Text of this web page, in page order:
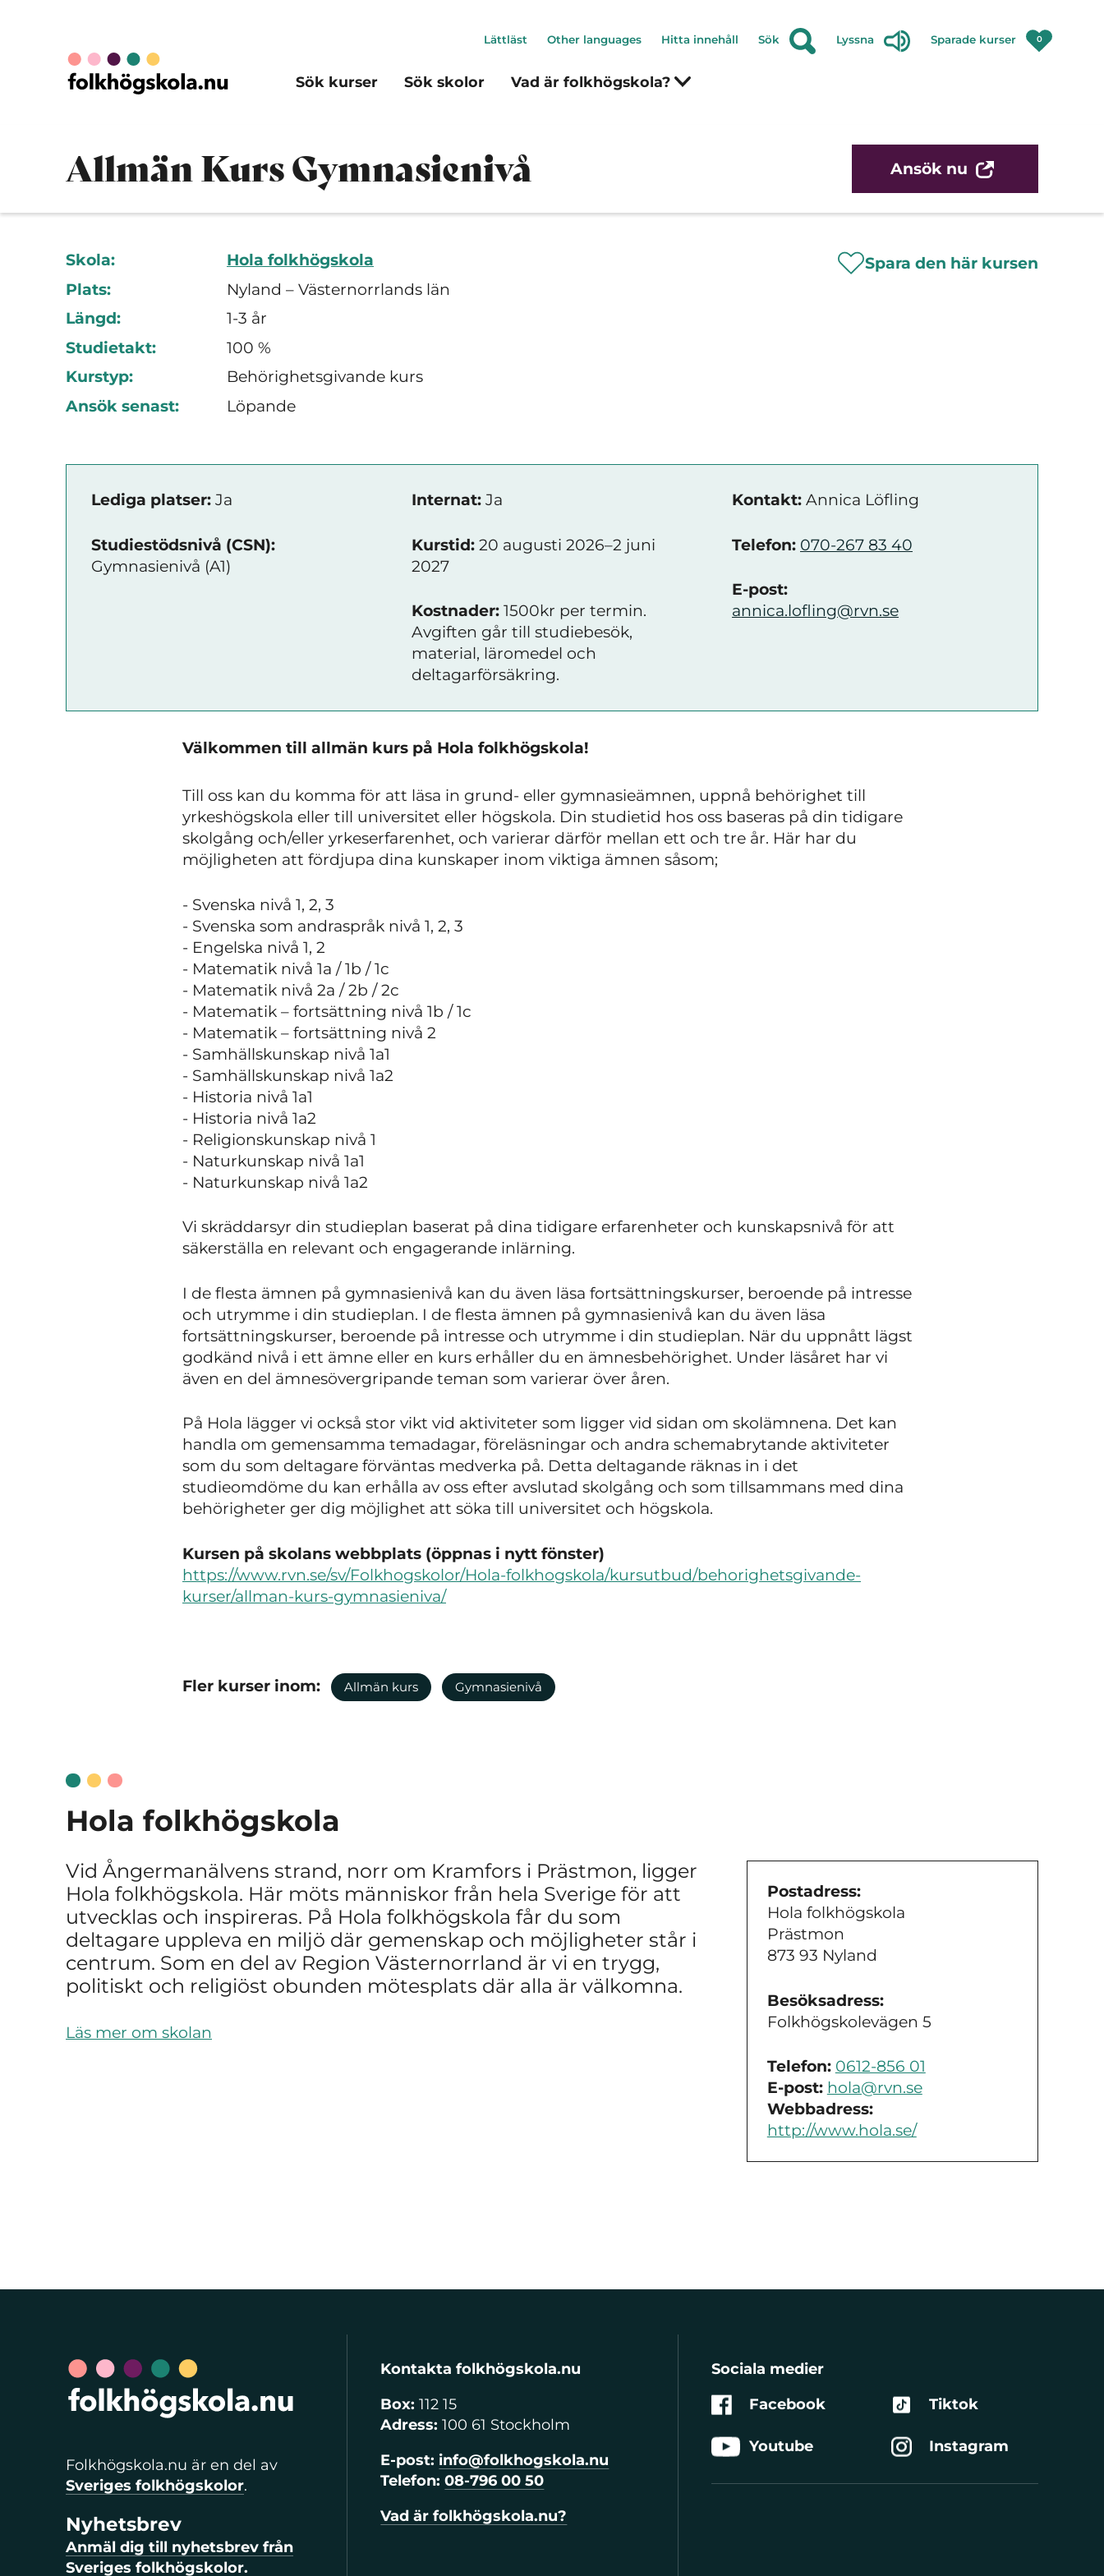
Sök kurser Sök skolor Vad är folkhögskola?
Lättläst Other languages Hitta innehåll Sök Lyssna Sparade kurser 0
Allmän Kurs Gymnasienivå Ansök nu
Skola:
Hola folkhögskola
Plats:
Nyland – Västernorrlands län
Längd:
1-3 år
Studietakt:
100 %
Kurstyp:
Behörighetsgivande kurs
Ansök senast:
Löpande
Spara den här kursen
Lediga platser: Ja
Studiestödsnivå (CSN):
Gymnasienivå (A1)
Internat: Ja
Kurstid: 20 augusti 2026–2 juni
2027
Kostnader: 1500kr per termin.
Avgiften går till studiebesök,
material, läromedel och
deltagarförsäkring.
Kontakt: Annica Löfling
Telefon: 070-267 83 40
E-post:
annica.lofling@rvn.se
Välkommen till allmän kurs på Hola folkhögskola!
Till oss kan du komma för att läsa in grund- eller gymnasieämnen, uppnå behörighet till
yrkeshögskola eller till universitet eller högskola. Din studietid hos oss baseras på din tidigare
skolgång och/eller yrkeserfarenhet, och varierar därför mellan ett och tre år. Här har du
möjligheten att fördjupa dina kunskaper inom viktiga ämnen såsom;
- Svenska nivå 1, 2, 3
- Svenska som andraspråk nivå 1, 2, 3
- Engelska nivå 1, 2
- Matematik nivå 1a / 1b / 1c
- Matematik nivå 2a / 2b / 2c
- Matematik – fortsättning nivå 1b / 1c
- Matematik – fortsättning nivå 2
- Samhällskunskap nivå 1a1
- Samhällskunskap nivå 1a2
- Historia nivå 1a1
- Historia nivå 1a2
- Religionskunskap nivå 1
- Naturkunskap nivå 1a1
- Naturkunskap nivå 1a2
Vi skräddarsyr din studieplan baserat på dina tidigare erfarenheter och kunskapsnivå för att
säkerställa en relevant och engagerande inlärning.
I de flesta ämnen på gymnasienivå kan du även läsa fortsättningskurser, beroende på intresse
och utrymme i din studieplan. I de flesta ämnen på gymnasienivå kan du även läsa
fortsättningskurser, beroende på intresse och utrymme i din studieplan. När du uppnått lägst
godkänd nivå i ett ämne eller en kurs erhåller du en ämnesbehörighet. Under läsåret har vi
även en del ämnesövergripande teman som varierar över åren.
På Hola lägger vi också stor vikt vid aktiviteter som ligger vid sidan om skolämnena. Det kan
handla om gemensamma temadagar, föreläsningar och andra schemabrytande aktiviteter
som du som deltagare förväntas medverka på. Detta deltagande räknas in i det
studieomdöme du kan erhålla av oss efter avslutad skolgång och som tillsammans med dina
behörigheter ger dig möjlighet att söka till universitet och högskola.
Kursen på skolans webbplats (öppnas i nytt fönster)
https://www.rvn.se/sv/Folkhogskolor/Hola-folkhogskola/kursutbud/behorighetsgivande-
kurser/allman-kurs-gymnasieniva/
Fler kurser inom: Allmän kurs Gymnasienivå
Hola folkhögskola
Vid Ångermanälvens strand, norr om Kramfors i Prästmon, ligger
Hola folkhögskola. Här möts människor från hela Sverige för att
utvecklas och inspireras. På Hola folkhögskola får du som
deltagare uppleva en miljö där gemenskap och möjligheter står i
centrum. Som en del av Region Västernorrland är vi en trygg,
politiskt och religiöst obunden mötesplats där alla är välkomna.
Läs mer om skolan
Postadress:
Hola folkhögskola
Prästmon
873 93 Nyland
Besöksadress:
Folkhögskolevägen 5
Telefon: 0612-856 01
E-post: hola@rvn.se
Webbadress:
http://www.hola.se/
Folkhögskola.nu är en del av
Sveriges folkhögskolor.
Nyhetsbrev
Anmäl dig till nyhetsbrev från
Sveriges folkhögskolor.
Kontakta folkhögskola.nu
Box:112 15
Adress: 100 61 Stockholm
E-post: info@folkhogskola.nu
Telefon: 08-796 00 50
Vad är folkhögskola.nu?
Sociala medier
Facebook
Youtube
Tiktok
Instagram